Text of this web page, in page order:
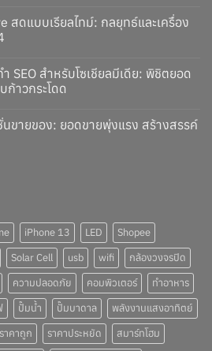
สดแบบเรียลไทม์: กลยุทธ์และเครื่อง
SEO สำหรับโซเชียลมีเดีย: พิชิตยอด
ก้าวกระโดด
ขายของ: ยอดขายพุ่งแรง สร้างสรรค์
iPhone 13 LED
Shopee
Solar Cell usb wifi
กล้องวงจรปิด
ความปลอดภัย คอมพิวเตอร์
ทำอาหาร
ปั๊มน้ำ ปั๊มบาดาล
พลังงานแสงอาทิตย์
ราคาถูก ราคาประหยัด
สมาร์ทโฮม